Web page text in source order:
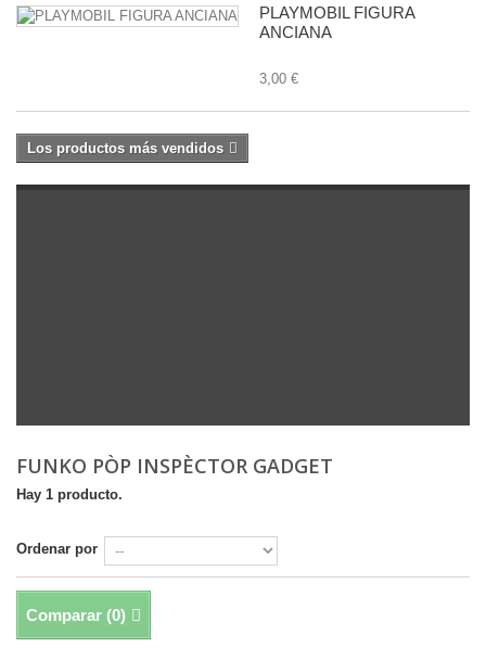
PLAYMOBIL FIGURA
ANCIANA
3,00 €
Los productos más vendidos
FUNKO PÒP INSPÈCTOR GADGET
Hay 1 producto.
Ordenar por
Comparar (0)